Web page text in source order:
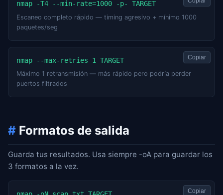
nmap -T4 --min-rate=1000 -p- TARGET
Escaneo completo rápido — timing agresivo + mínimo 1000
paquetes/seg
nmap --max-retries 1 TARGET
Máximo 1 retransmisión — más rápido pero podría perder
puertos filtrados
Copiar
# Formatos de salida
Guarda tus resultados. Usa siempre -oA para guardar los
3 formatos a la vez.
Copiar